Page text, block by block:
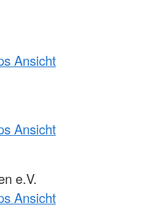
Ansicht
Ansicht
e.V.
Ansicht